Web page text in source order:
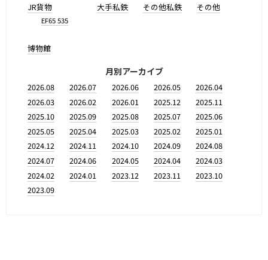
JR貨物
EF65 535
大手私鉄 その他私鉄 その他
博物館
月別アーカイブ
2026.08 2026.07 2026.06 2026.05
2026.04
2026.03
2026.02 2026.01 2025.12
2025.11
2025.10
2025.09 2025.08 2025.07
2025.06
2025.05
2025.04 2025.03 2025.02
2025.01
2024.12
2024.11 2024.10 2024.09
2024.08
2024.07
2024.06 2024.05 2024.04
2024.03
2024.02
2024.01 2023.12 2023.11
2023.10
2023.09